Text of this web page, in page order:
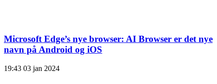
Microsoft Edge’s nye browser: AI Browser er det nye
navn på Android og iOS
19:43 03 jan 2024